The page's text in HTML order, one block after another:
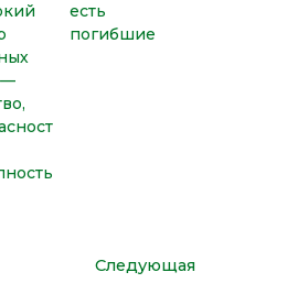
—
есть
погибшие
Следующая